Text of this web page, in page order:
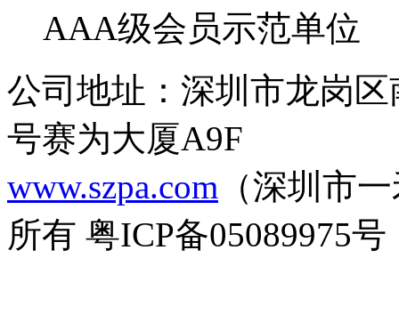
AAA级会员示范单位
公司地址：深圳市龙岗
号赛为大厦A9F
www.szpa.com （深圳市
所有 粤ICP备05089975号